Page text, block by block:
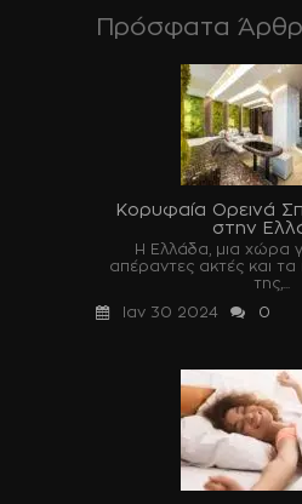
Πρόσφατα
Κορυφαία Ορεινά
στην
Η Ελλάδα, μια χώρα
απέραντες ακτές και τα
της,...
Ιαν 30 2024
0